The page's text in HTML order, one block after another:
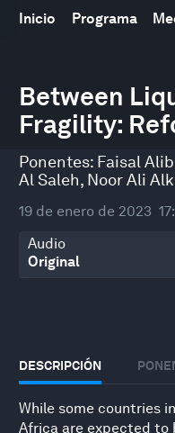
Inicio Programa
Between
Fragility:
Ponentes: Faisal
Al Saleh, Noor Ali
19 de enero de 2023
Audio
DESCRIPCIÓN
While some countries
Africa are expected to
seconds
of
51
minutes,
seconds